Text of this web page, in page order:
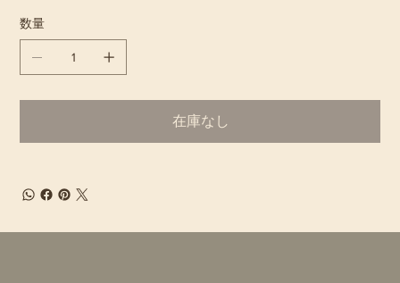
数量
在庫なし